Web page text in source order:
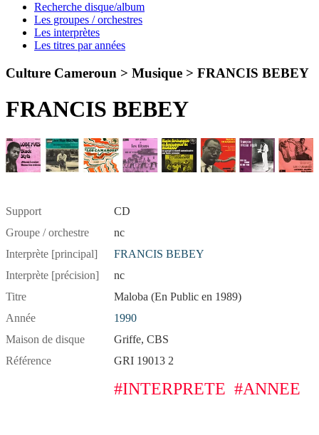
Recherche disque/album
Les groupes / orchestres
Les interprètes
Les titres par années
Culture Cameroun > Musique > FRANCIS BEBEY
FRANCIS BEBEY
Support
CD
Groupe / orchestre
nc
Interprète [principal]
FRANCIS BEBEY
Interprète [précision]
nc
Titre
Maloba (En Public en 1989)
Année
1990
Maison de disque
Griffe, CBS
Référence
GRI 19013 2
#INTERPRETE #ANNEE